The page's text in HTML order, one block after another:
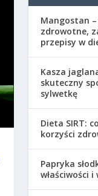
Mangostan –
zdrowotne,
przepisy w
Kasza
skuteczny
sylwetkę
Dieta SIRT:
korzyści
Papryka
właściwości